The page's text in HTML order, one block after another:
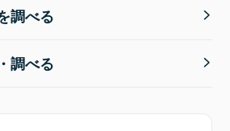
調べる
調べる